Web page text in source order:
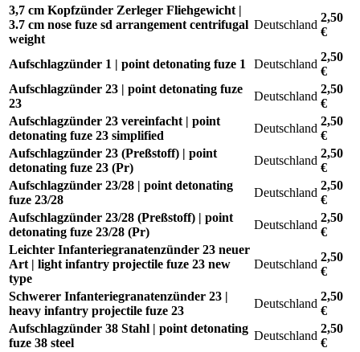
3,7 cm Kopfzünder Zerleger Fliehgewicht |
3.7 cm nose fuze sd arrangement centrifugal
weight
Deutschland
2,50
€
Aufschlagzünder 1 | point detonating fuze 1 Deutschland
2,50
€
Aufschlagzünder 23 | point detonating fuze
23
Deutschland
2,50
€
Aufschlagzünder 23 vereinfacht | point
detonating fuze 23 simplified
Deutschland
2,50
€
Aufschlagzünder 23 (Preßstoff) | point
detonating fuze 23 (Pr)
Deutschland
2,50
€
Aufschlagzünder 23/28 | point detonating
fuze 23/28
Deutschland
2,50
€
Aufschlagzünder 23/28 (Preßstoff) | point
detonating fuze 23/28 (Pr)
Deutschland
2,50
€
Leichter Infanteriegranatenzünder 23 neuer
Art | light infantry projectile fuze 23 new
type
Deutschland
2,50
€
Schwerer Infanteriegranatenzünder 23 |
heavy infantry projectile fuze 23
Deutschland
2,50
€
Aufschlagzünder 38 Stahl | point detonating
fuze 38 steel
Deutschland
2,50
€